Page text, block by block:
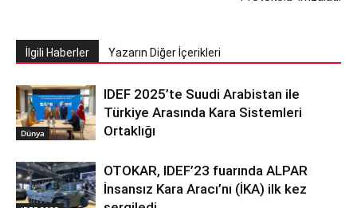
İlgili Haberler Yazarın Diğer İçerikleri
Dünya
IDEF 2025’te Suudi Arabistan ile
Türkiye Arasında Kara Sistemleri
Ortaklığı
OTOKAR, IDEF’23 fuarında ALPAR
İnsansız Kara Aracı’nı (İKA) ilk kez